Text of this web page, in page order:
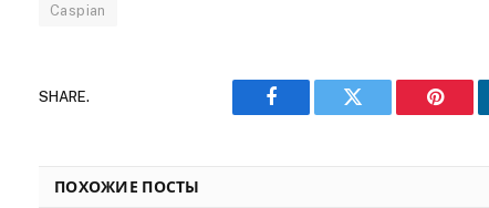
Caspian
SHARE.
Facebook Twitter
ПОХОЖИЕ ПОСТЫ